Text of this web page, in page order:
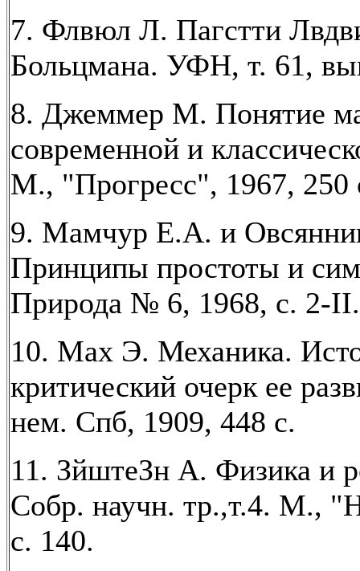
7. Флвюл Л. Пагстти
Больцмана. УФН, т. 61,
8. Джеммер М. Понятие
современной и
М., "Прогресс", 1967, 250
9. Мамчур Е.А. и
Принципы простоты и
Природа № 6, 1968, с. 2-II.
10. Мах Э. Механика.
критический очерк ее
нем. Спб, 1909, 448 с.
11. ЗйштеЗн А. Физика и
Собр. научн. тр.,т.4. М.,
с. 140.